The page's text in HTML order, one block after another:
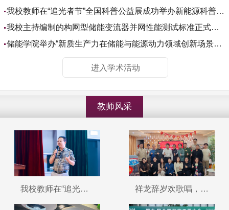
我校教师在“追光者节”全国科普公益展成功举办新能源科普讲座
我校主持编制的构网型储能变流器并网性能测试标准正式发布
储能学院举办“新质生产力在储能与能源动力领域创新场景应用”专题讲座
进入学术活动
教师风采
我校教师在“追光者节”全国科普公益展成功举办新能源科普讲座 祥龙辞岁欢歌唱，瑞蛇迎新喜气扬——储能科学与工程学院教师新年联欢活动